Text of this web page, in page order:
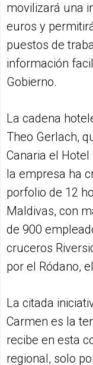
movilizará una
euros y
puestos de
información
Gobierno.
La cadena
Theo Gerlach,
Canaria el Hotel
la empresa ha
porfolio de 12
Maldivas, con
de 900
cruceros
por el Ródano,
La citada
Carmen es la
recibe en esta
regional, solo